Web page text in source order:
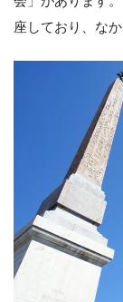
座しており、な